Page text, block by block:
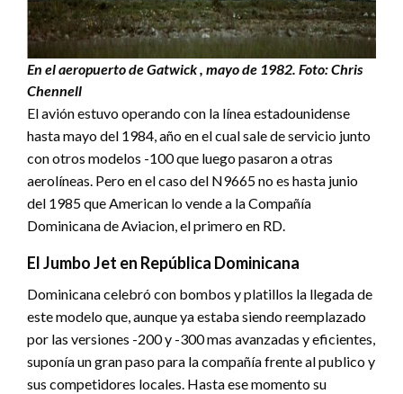
En el aeropuerto de Gatwick , mayo de 1982. Foto: Chris
Chennell
El avión estuvo operando con la línea estadounidense
hasta mayo del 1984, año en el cual sale de servicio junto
con otros modelos -100 que luego pasaron a otras
aerolíneas. Pero en el caso del N9665 no es hasta junio
del 1985 que American lo vende a la Compañía
Dominicana de Aviacion, el primero en RD.
El Jumbo Jet en República Dominicana
Dominicana celebró con bombos y platillos la llegada de
este modelo que, aunque ya estaba siendo reemplazado
por las versiones -200 y -300 mas avanzadas y eficientes,
suponía un gran paso para la compañía frente al publico y
sus competidores locales. Hasta ese momento su